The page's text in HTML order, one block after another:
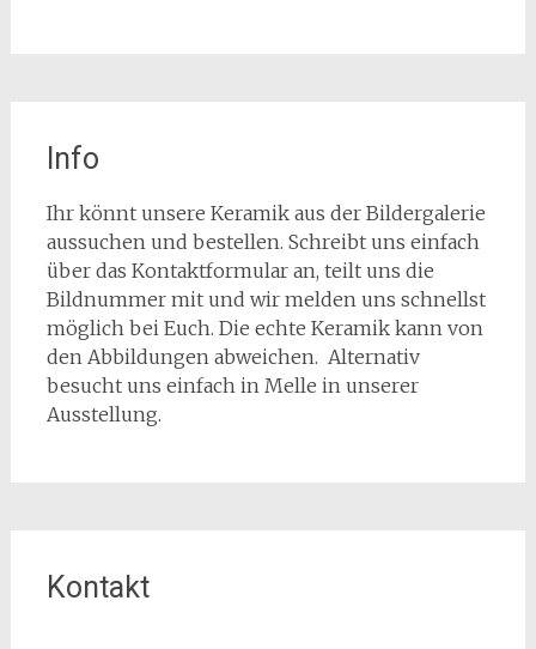
Info
Ihr könnt unsere Keramik aus der Bildergalerie
aussuchen und bestellen. Schreibt uns einfach
über das Kontaktformular an, teilt uns die
Bildnummer mit und wir melden uns schnellst
möglich bei Euch. Die echte Keramik kann von
den Abbildungen abweichen. Alternativ
besucht uns einfach in Melle in unserer
Ausstellung.
Kontakt